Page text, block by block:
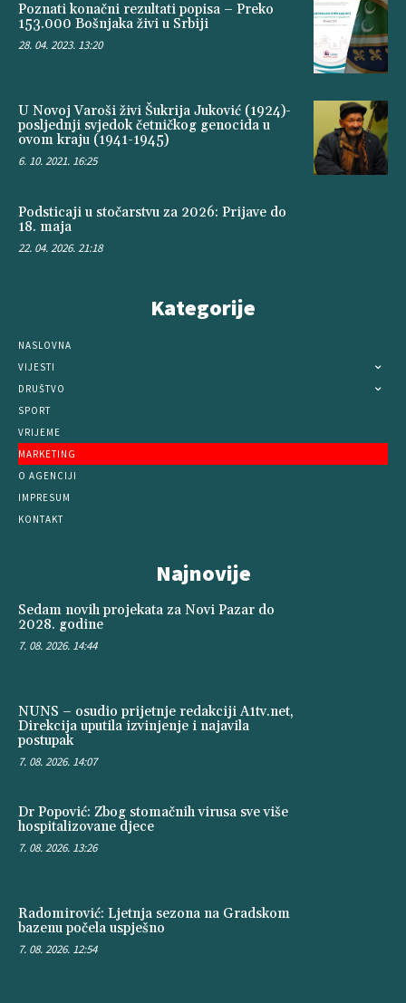
Poznati konačni rezultati popisa – Preko
153.000 Bošnjaka živi u Srbiji
28. 04. 2023. 13:20
U Novoj Varoši živi Šukrija Juković (1924)-
posljednji svjedok četničkog genocida u
ovom kraju (1941-1945)
6. 10. 2021. 16:25
Podsticaji u stočarstvu za 2026: Prijave do
18. maja
22. 04. 2026. 21:18
Kategorije
NASLOVNA
VIJESTI
DRUŠTVO
SPORT
VRIJEME
MARKETING
O AGENCIJI
IMPRESUM
KONTAKT
Najnovije
Sedam novih projekata za Novi Pazar do
2028. godine
7. 08. 2026. 14:44
NUNS – osudio prijetnje redakciji A1tv.net,
Direkcija uputila izvinjenje i najavila
postupak
7. 08. 2026. 14:07
Dr Popović: Zbog stomačnih virusa sve više
hospitalizovane djece
7. 08. 2026. 13:26
Radomirović: Ljetnja sezona na Gradskom
bazenu počela uspješno
7. 08. 2026. 12:54